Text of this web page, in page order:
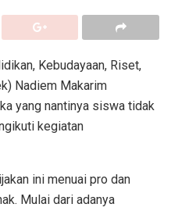
Kebudayaan, Riset,
Nadiem Makarim
yang nantinya siswa tidak
kegiatan
ini menuai pro dan
Mulai dari adanya